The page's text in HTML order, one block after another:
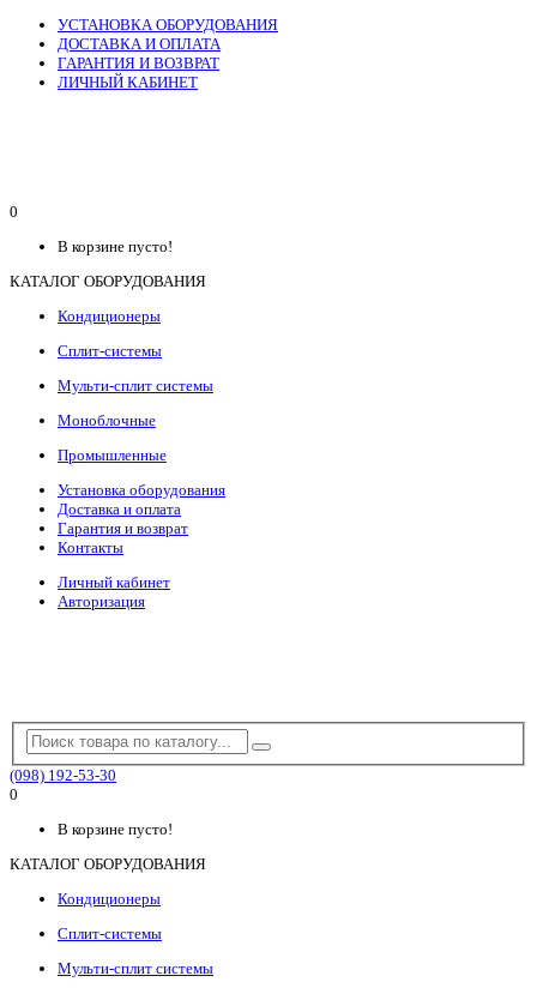
УСТАНОВКА ОБОРУДОВАНИЯ
ДОСТАВКА И ОПЛАТА
ГАРАНТИЯ И ВОЗВРАТ
ЛИЧНЫЙ КАБИНЕТ
0
В корзине пусто!
КАТАЛОГ ОБОРУДОВАНИЯ
Кондиционеры
Сплит-системы
Мульти-сплит системы
Моноблочные
Промышленные
Установка оборудования
Доставка и оплата
Гарантия и возврат
Контакты
Личный кабинет
Авторизация
(098) 192-53-30
0
В корзине пусто!
КАТАЛОГ ОБОРУДОВАНИЯ
Кондиционеры
Сплит-системы
Мульти-сплит системы